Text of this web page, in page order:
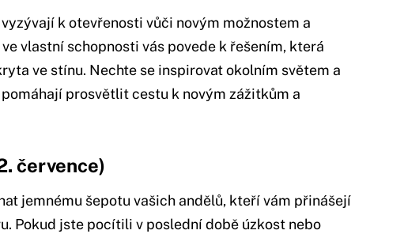
k otevřenosti vůči novým možnostem a
vlastní schopnosti vás povede k řešením, která
ve stínu. Nechte se inspirovat okolním světem a
prosvětlit cestu k novým zážitkům a
července)
jemnému šepotu vašich andělů, kteří vám přinášejí
Pokud jste pocítili v poslední době úzkost nebo